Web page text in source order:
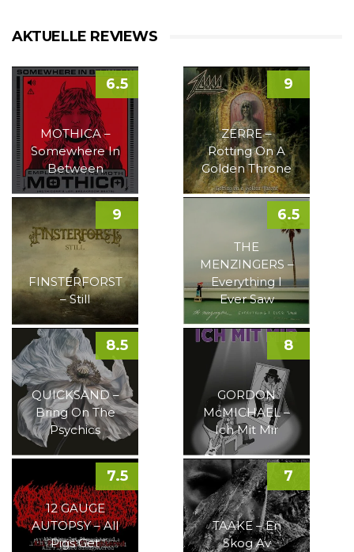
AKTUELLE REVIEWS
MOTHICA –
Somewhere In
Between
6.5
ZERRE –
Rotting On A
Golden Throne
9
FINSTERFORST
– Still
9
THE
MENZINGERS –
Everything I
Ever Saw
6.5
QUICKSAND –
Bring On The
Psychics
8.5
GORDON
McMICHAEL –
Ich Mit Mir
8
12 GAUGE
AUTOPSY – All
Pigs Get
7.5
TAAKE – En
Skog Av
7